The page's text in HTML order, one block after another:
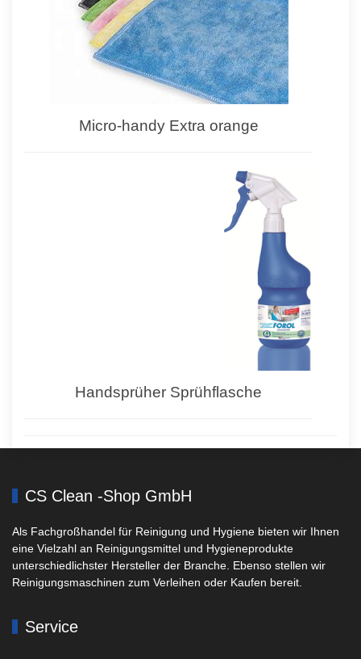
Micro-handy Extra orange
Handsprüher Sprühflasche
CS Clean -Shop GmbH
Als Fachgroßhandel für Reinigung und Hygiene bieten wir Ihnen
eine Vielzahl an Reinigungsmittel und Hygieneprodukte
unterschiedlichster Hersteller der Branche. Ebenso stellen wir
Reinigungsmaschinen zum Verleihen oder Kaufen bereit.
Service